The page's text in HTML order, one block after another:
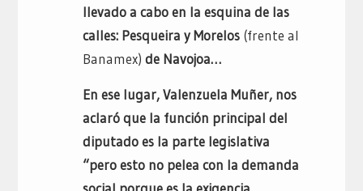
llevado a cabo en la esquina de las
calles: Pesqueira y Morelos (frente al
Banamex) de Navojoa…
En ese lugar, Valenzuela Muñer, nos
aclaró que la función principal del
diputado es la parte legislativa
“pero esto no pelea con la demanda